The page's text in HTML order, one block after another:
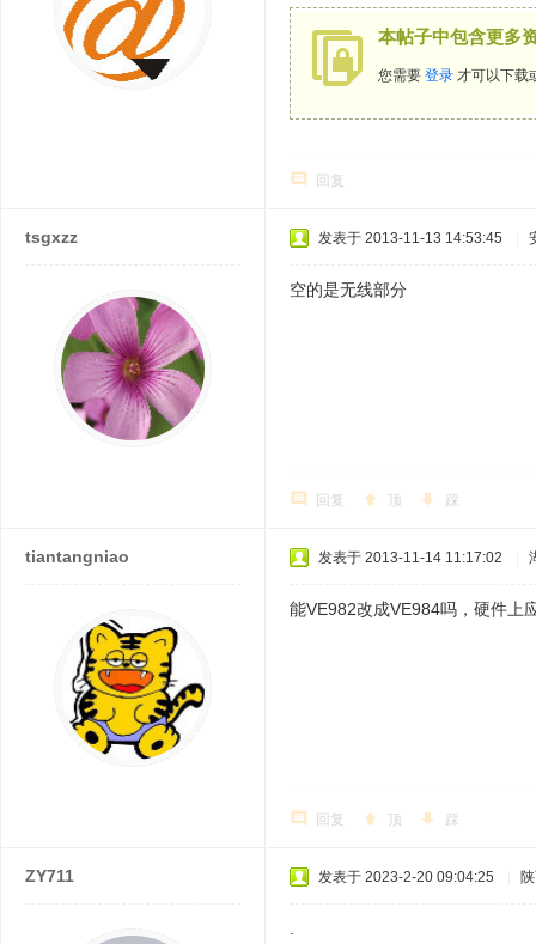
本帖子中包含更多
您需要 登录 才可以下载
回复
tsgxzz 发表于 2013-11-13 14:53:45
空的是无线部分
回复 顶 踩
tiantangniao 发表于 2013-11-14 11:17:02
能VE982改成VE984吗，硬件上
回复 顶 踩
ZY711 发表于 2023-2-20 09:04:25